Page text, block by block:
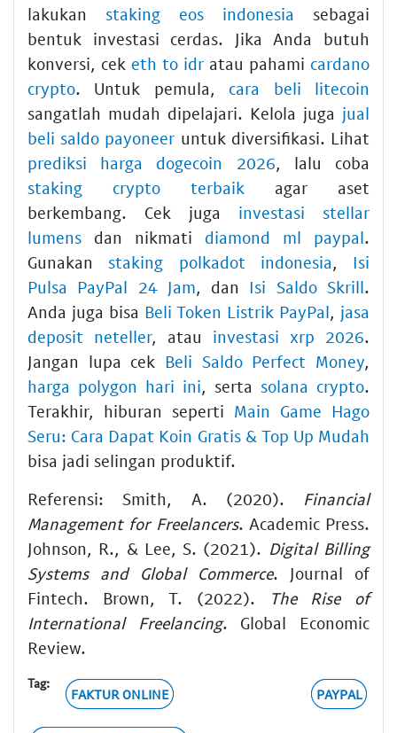
lakukan staking eos indonesia sebagai
bentuk investasi cerdas. Jika Anda butuh
konversi, cek eth to idr atau pahami cardano
crypto. Untuk pemula, cara beli litecoin
sangatlah mudah dipelajari. Kelola juga jual
beli saldo payoneer untuk diversifikasi. Lihat
prediksi harga dogecoin 2026, lalu coba
staking crypto terbaik agar aset
berkembang. Cek juga investasi stellar
lumens dan nikmati diamond ml paypal.
Gunakanstaking polkadot indonesia, Isi
Pulsa PayPal 24 Jam, dan Isi Saldo Skrill.
Anda juga bisa Beli Token Listrik PayPal, jasa
deposit neteller, atau investasi xrp 2026.
Jangan lupa cek Beli Saldo Perfect Money,
harga polygon hari ini, serta solana crypto.
Terakhir, hiburan seperti Main Game Hago
Seru: Cara Dapat Koin Gratis & Top Up Mudah
bisa jadi selingan produktif.
Referensi: Smith, A. (2020). Financial
Management for Freelancers. Academic Press.
Johnson, R., & Lee, S. (2021). Digital Billing
Systems and Global Commerce. Journal of
Fintech. Brown, T. (2022).
The Rise of
International Freelancing. Global Economic
Review.
Tag:
FAKTUR ONLINE PAYPAL